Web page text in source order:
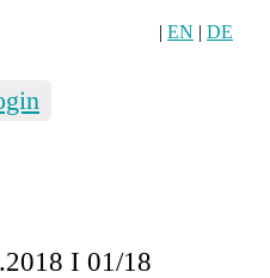
| EN | DE
I 01/18